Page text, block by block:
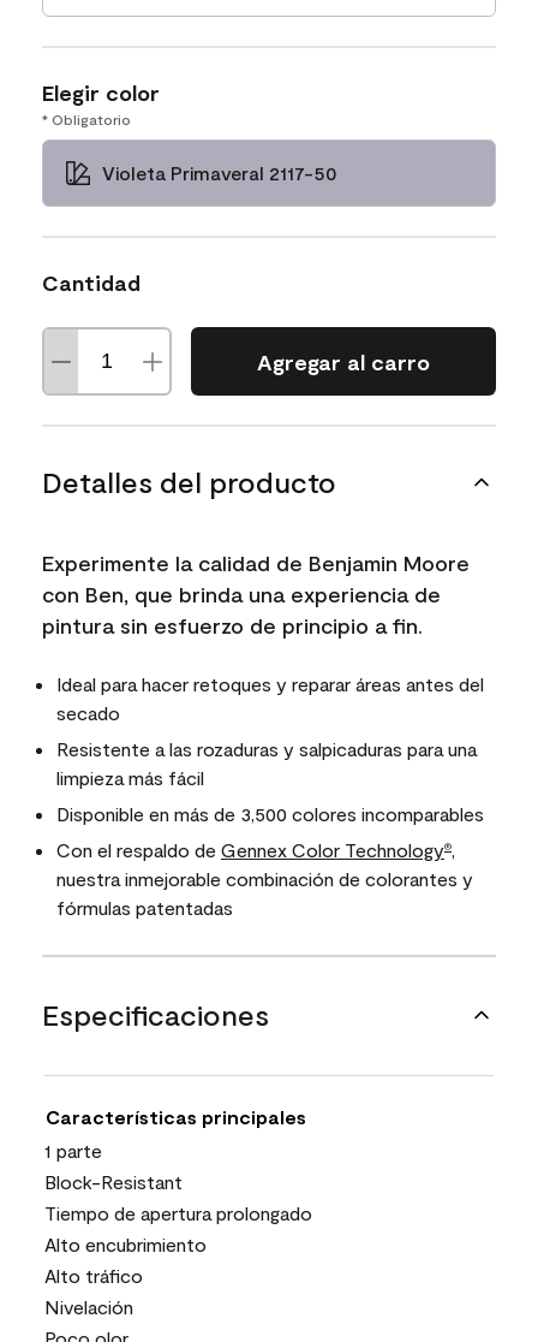
Elegir color
* Obligatorio
Violeta Primaveral 2117-50
Cantidad
Agregar al carro
Detalles del producto
Experimente la calidad de Benjamin Moore
con Ben, que brinda una experiencia de
pintura sin esfuerzo de principio a fin.
Ideal para hacer retoques y reparar áreas antes del
secado
Resistente a las rozaduras y salpicaduras para una
limpieza más fácil
Disponible en más de 3,500 colores incomparables
Con el respaldo de Gennex Color Technology®,
nuestra inmejorable combinación de colorantes y
fórmulas patentadas
Especificaciones
Características principales
1 parte
Block-Resistant
Tiempo de apertura prolongado
Alto encubrimiento
Alto tráfico
Nivelación